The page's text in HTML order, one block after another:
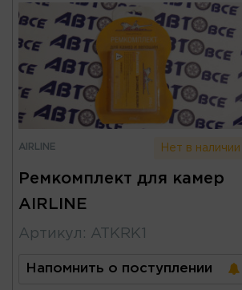
AIRLINE Нет в наличии
Ремкомплект для камер
AIRLINE
Артикул : ATKRK1
Напомнить о поступлении